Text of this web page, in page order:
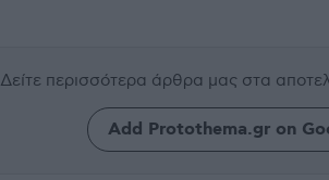
Δείτε περισσότερα άρθρα μας στα
Add Protothema.gr on